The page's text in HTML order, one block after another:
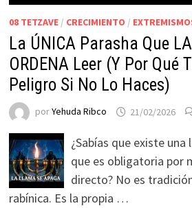
08 TETZAVE/ CRECIMIENTO /
La ÚNICA Parasha Que
ORDENA Leer (Y Por Qué
Peligro Si No Lo Haces)
porYehuda Ribco 21/02/2026
¿Sabías que existe
que es obligatoria por
directo? No es
rabínica. Es la propia …